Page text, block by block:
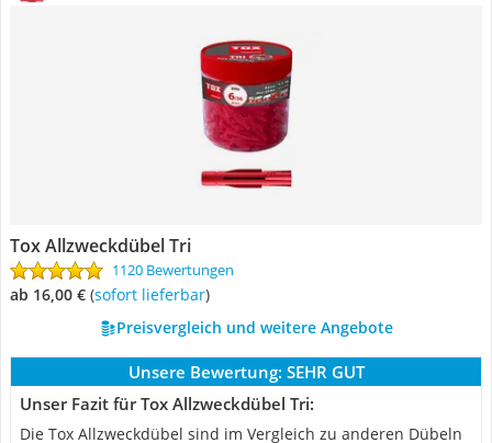
Tox Allzweckdübel Tri
1120 Bewertungen
ab 16,00 € ( Sofort lieferbar)
Preisvergleich und weitere Angebote
Unsere Bewertung: SEHR GUT
Unser Fazit für Tox Allzweckdübel Tri:
Die Tox Allzweckdübel sind im Vergleich zu anderen Dübeln